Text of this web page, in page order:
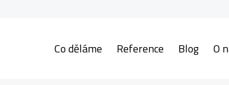
Co děláme Reference Blog O